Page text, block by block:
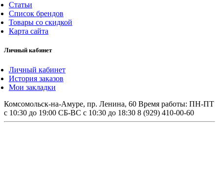
Статьи
Список брендов
Товары со скидкой
Карта сайта
Личный кабинет
Личный кабинет
История заказов
Мои закладки
Комсомольск-на-Амуре, пр. Ленина, 60 Время работы: ПН-ПТ
с 10:30 до 19:00 СБ-ВС с 10:30 до 18:30 8 (929) 410-00-60